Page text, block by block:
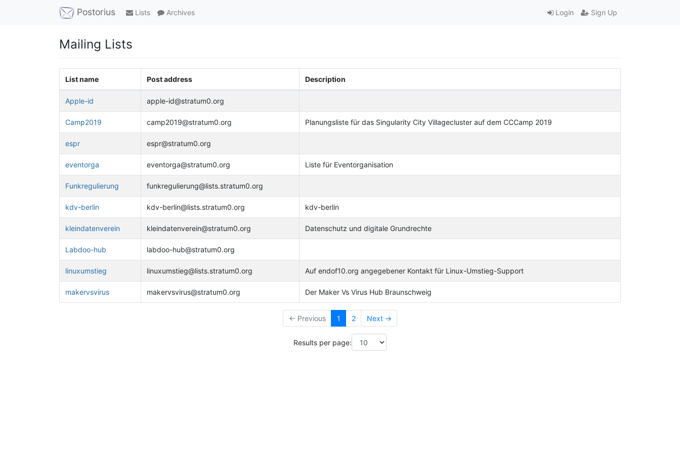
Postorius Lists Archives Login Sign Up
Mailing Lists
List name Post address Description
Apple-id apple-id@stratum0.org
Camp2019 camp2019@stratum0.org Planungsliste für das Singularity City Villagecluster auf dem CCCamp 2019
espr espr@stratum0.org
eventorga eventorga@stratum0.org Liste für Eventorganisation
Funkregulierung funkregulierung@lists.stratum0.org
kdv-berlin kdv-berlin@lists.stratum0.org kdv-berlin
kleindatenverein kleindatenverein@stratum0.org Datenschutz und digitale Grundrechte
Labdoo-hub labdoo-hub@stratum0.org
linuxumstieg linuxumstieg@lists.stratum0.org Auf endof10.org angegebener Kontakt für Linux-Umstieg-Support
makervsvirus makervsvirus@stratum0.org Der Maker Vs Virus Hub Braunschweig
← Previous 1 2 Next →
Results per page: